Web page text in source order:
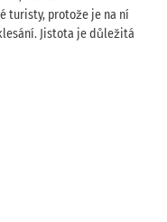
turisty, protože je na ní
Jistota je důležitá